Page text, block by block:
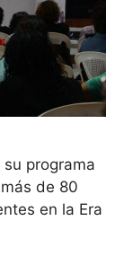
su programa
de 80
en la Era